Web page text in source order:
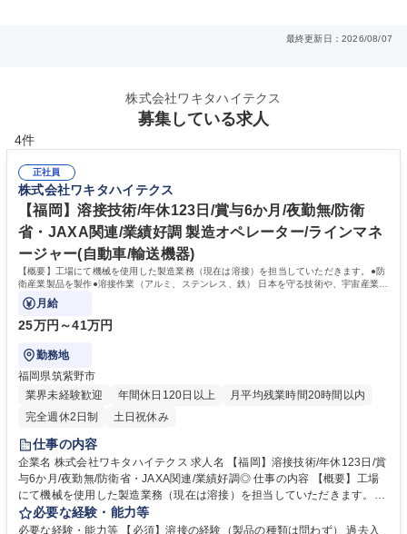
最終更新日：2026/08/07
株式会社ワキタハイテクス
募集している求人
4件
正社員
株式会社ワキタハイテクス
【福岡】溶接技術/年休123日/賞与6か月/夜勤無/防衛
省・JAXA関連/業績好調 製造オペレーター/ラインマネ
ージャー(自動車/輸送機器)
【概要】工場にて機械を使用した製造業務（現在は溶接）を担当していただきます。●防
衛産業製品を製作●溶接作業（アルミ、ステンレス、鉄） 日本を守る技術や、宇宙産業に
貢献する仕事です。
月給
25万円～41万円
勤務地
福岡県筑紫野市
業界未経験歓迎
年間休日120日以上
月平均残業時間20時間以内
完全週休2日制
土日祝休み
仕事の内容
企業名 株式会社ワキタハイテクス 求人名 【福岡】溶接技術/年休123日/賞
与6か月/夜勤無/防衛省・JAXA関連/業績好調◎ 仕事の内容 【概要】工場
にて機械を使用した製造業務（現在は溶接）を担当していただきます。●
防衛産業製品を製作●溶接作業（アルミ、ステンレス、鉄） 日本を守る技
術や、宇宙産業に貢献する仕事です。 【詳細】 ・防衛産業製品の製造 ・
必要な経験・能力等
必要な経験・能力等 【必須】溶接の経験（製品の種類は問わず） 過去入